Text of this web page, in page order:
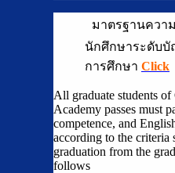
มาตรฐานควา
นักศึกษาระดับบั
การศึกษา Click
All graduate students
Academy passes must
competence, and
according to the criteria
graduation from the
follows